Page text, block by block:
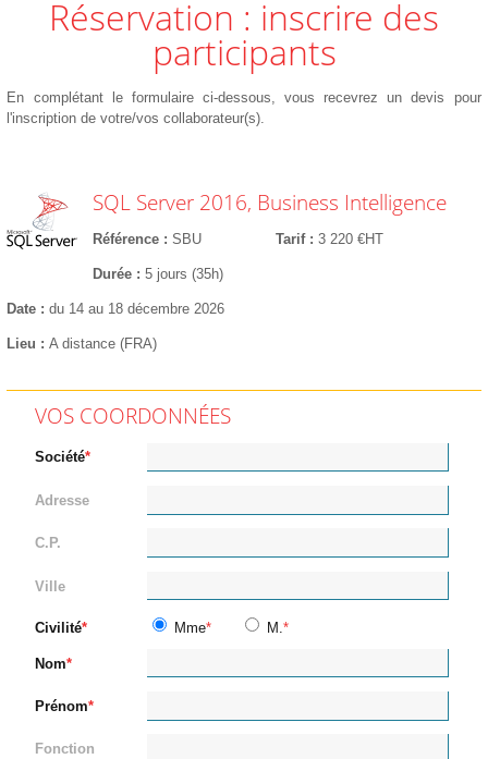
Réservation : inscrire des
participants
En complétant le formulaire ci-dessous, vous recevrez un devis pour
l'inscription de votre/vos collaborateur(s).
SQL Server 2016, Business Intelligence
Référence SBU Tarif 3 220 €HT
Durée 5 jours (35h)
Date du 14 au 18 décembre 2026
Lieu A distance (FRA)
VOS COORDONNÉES
Société
Adresse
C.P.
Ville
Civilité Mme M.
Nom
Prénom
Fonction